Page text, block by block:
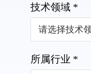
技术领域 *
所属行业 *